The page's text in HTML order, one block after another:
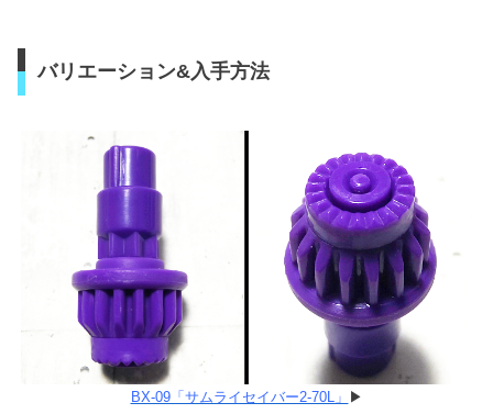
バリエーション&入手方法
BX-09「サムライセイバー2-70L」 ▶